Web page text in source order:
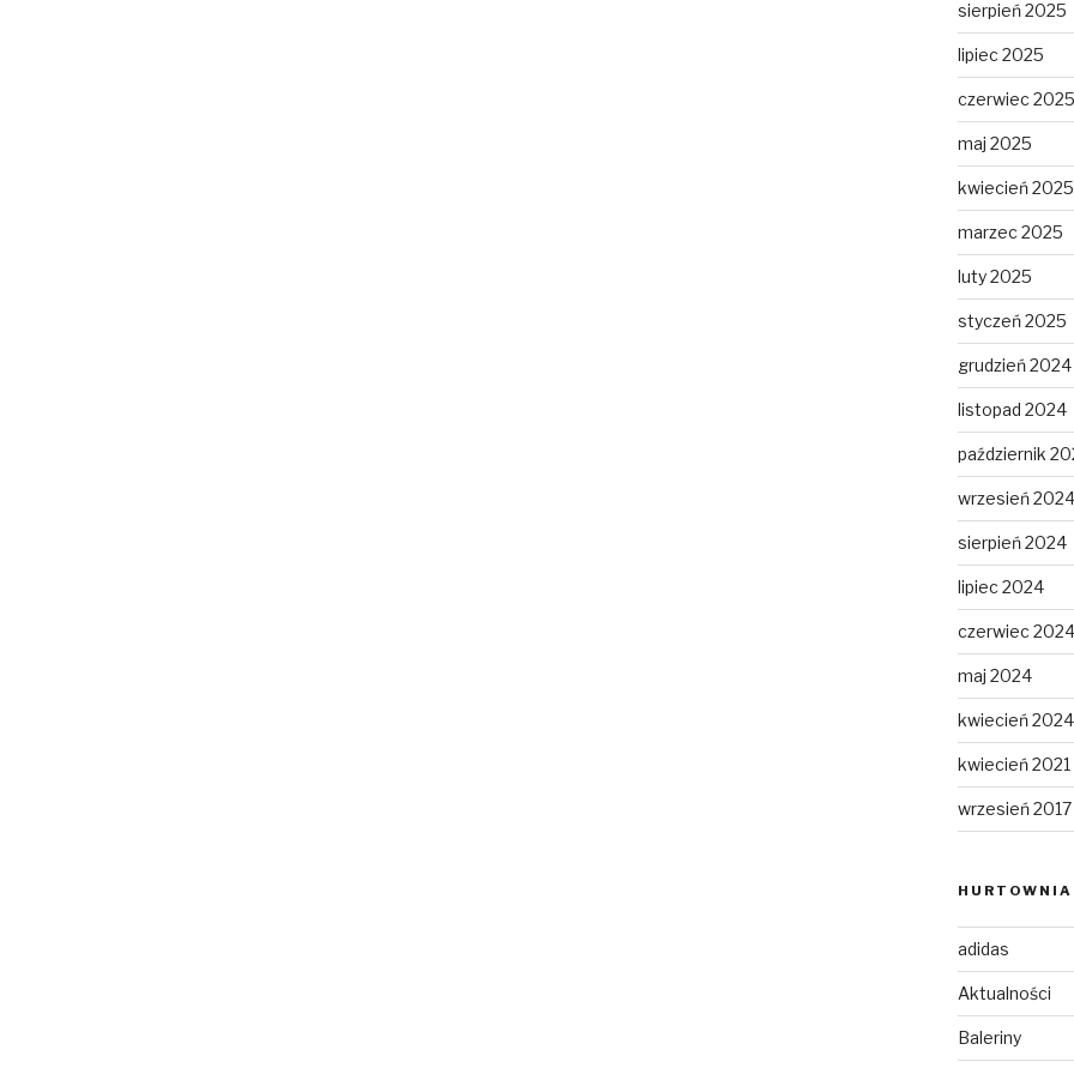
sierpień 2025
lipiec 2025
czerwiec 2025
maj 2025
kwiecień 2025
marzec 2025
luty 2025
styczeń 2025
grudzień 2024
listopad 2024
październik
wrzesień 2024
sierpień 2024
lipiec 2024
czerwiec 2024
maj 2024
kwiecień 2024
kwiecień 2021
wrzesień 2017
adidas
Aktualności
Baleriny